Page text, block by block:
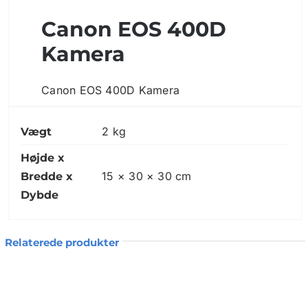
Canon EOS 400D
Kamera
Canon EOS 400D Kamera
Inkl. 1 stk. Batterigreb for 6 stk. AA
batterier og 1 stk. batterigreb for 2 NB-2L
batterier
5.6 II samt Canon EF 55-200mm f/4.5-5.6
Vægt 2 kg
Højde x
Bredde x
Dybde
15 × 30 × 30 cm
Relaterede produkter